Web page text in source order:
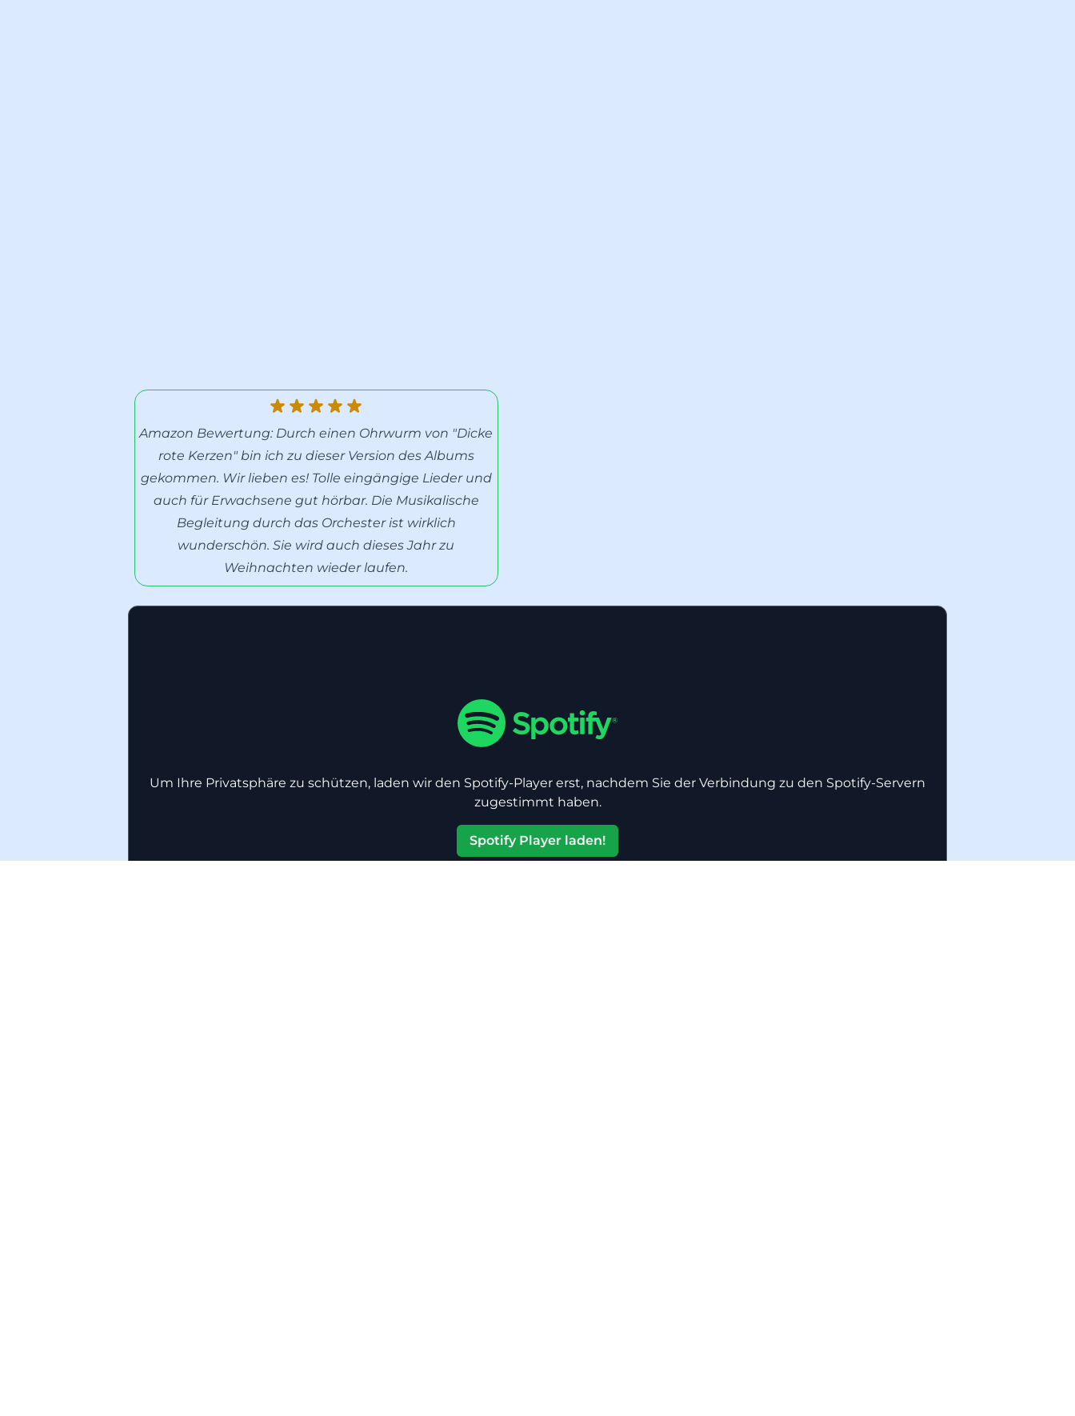
Amazon Bewertung: Durch einen Ohrwurm von "Dicke
rote Kerzen" bin ich zu dieser Version des Albums
gekommen. Wir lieben es! Tolle eingängige Lieder und
auch für Erwachsene gut hörbar. Die Musikalische
Begleitung durch das Orchester ist wirklich
wunderschön. Sie wird auch dieses Jahr zu
Weihnachten wieder laufen.
Um Ihre Privatsphäre zu schützen, laden wir den Spotify-Player erst, nachdem Sie der Verbindung zu den Spotify-Servern
zugestimmt haben.
Spotify Player laden!